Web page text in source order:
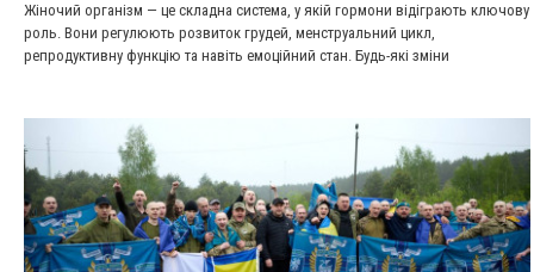
Жіночий організм — це складна система, у якій гормони відіграють ключову
роль. Вони регулюють розвиток грудей, менструальний цикл,
репродуктивну функцію та навіть емоційний стан. Будь-які зміни